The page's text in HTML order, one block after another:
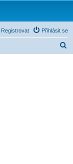
Přihlásit se
Registrovat